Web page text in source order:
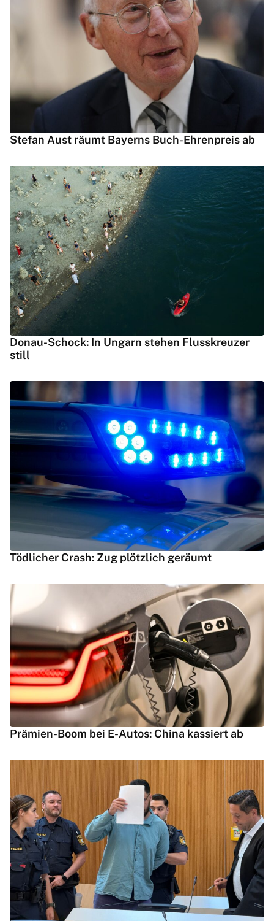
Stefan Aust räumt Bayerns Buch-Ehrenpreis ab
Donau-Schock: In Ungarn stehen Flusskreuzer
still
Tödlicher Crash: Zug plötzlich geräumt
Prämien-Boom bei E-Autos: China kassiert ab